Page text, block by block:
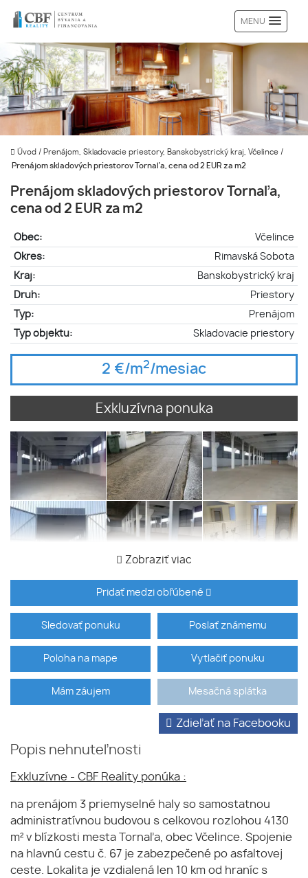
MENU
Úvod / Prenájom, Skladovacie priestory, Banskobystrický kraj, Včelince /
Prenájom skladových priestorov Tornaľa, cena od 2 EUR za m2
Prenájom skladových priestorov Tornaľa,
cena od 2 EUR za m2
Obec:
Včelince
Okres:
Rimavská Sobota
Kraj:
Banskobystrický kraj
Druh:
Priestory
Typ:
Prenájom
Typ objektu:
Skladovacie priestory
2 €/m2/mesiac
Exkluzívna ponuka
Zobraziť viac
Pridať medzi obľúbené
Sledovať ponuku Poslať známemu
Poloha na mape Vytlačiť ponuku
Mám záujem Mesačná splátka
Popis nehnuteľnosti
Zdieľať na Facebooku
Exkluzívne - CBF Reality ponúka :
na prenájom 3 priemyselné haly so samostatnou
administratívnou budovou s celkovou rozlohou 4130
m² v blízkosti mesta Tornaľa, obec Včelince. Spojenie
na hlavnú cestu č. 67 je zabezpečené po asfaltovej
ceste. Lokalita je vzdialená len 10 km od hraníc s